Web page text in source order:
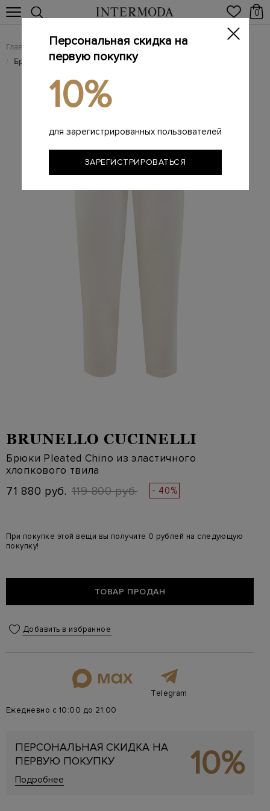
0
Главная Женщинам / Женская одежда / Женские брюки
/ Брюки Pleated Chino из эластичного хлопкового твила
BRUNELLO CUCINELLI
Брюки Pleated Chino из эластичного
хлопкового твила
71 880 руб. 119 800 руб. - 40%
При покупке этой вещи вы получите 0 рублей на следующую
покупку!
ТОВАР ПРОДАН
Добавить в избранное
Telegram
Ежедневно с 10:00 до 21:00
ПЕРСОНАЛЬНАЯ СКИДКА НА
ПЕРВУЮ ПОКУПКУ
Подробнее 10%
Персональная скидка на
первую покупку
10%
для зарегистрированных пользователей
ЗАРЕГИСТРИРОВАТЬСЯ